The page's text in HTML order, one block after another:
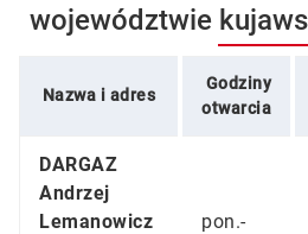
województwie
Nazwa i adres
Godziny
otwarcia
DARGAZ
Andrzej
Lemanowicz
pon.-